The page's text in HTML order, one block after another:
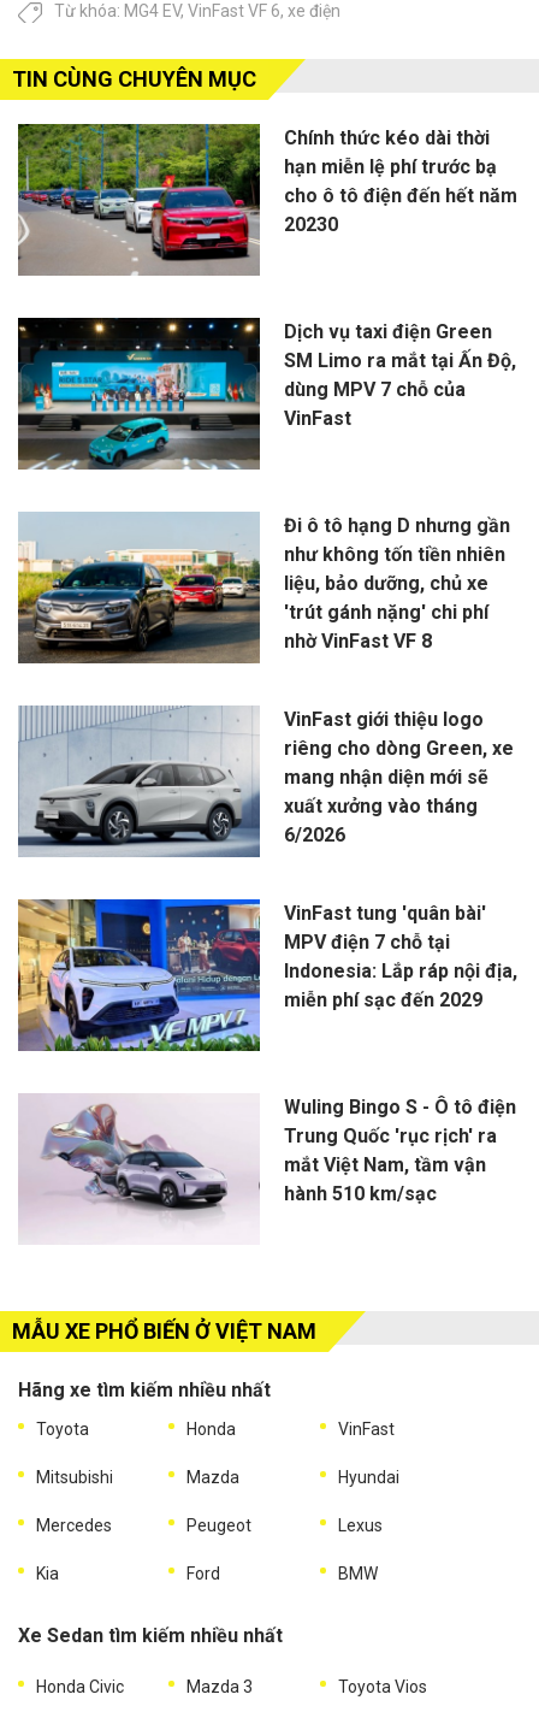
Từ khóa: MG4 EV, VinFast VF 6, xe điện
TIN CÙNG CHUYÊN MỤC
Chính thức kéo dài thời
hạn miễn lệ phí trước bạ
cho ô tô điện đến hết năm
20230
Dịch vụ taxi điện Green
SM Limo ra mắt tại Ấn Độ,
dùng MPV 7 chỗ của
VinFast
Đi ô tô hạng D nhưng gần
như không tốn tiền nhiên
liệu, bảo dưỡng, chủ xe
'trút gánh nặng' chi phí
nhờ VinFast VF 8
VinFast giới thiệu logo
riêng cho dòng Green, xe
mang nhận diện mới sẽ
xuất xưởng vào tháng
6/2026
VinFast tung 'quân bài'
MPV điện 7 chỗ tại
Indonesia: Lắp ráp nội địa,
miễn phí sạc đến 2029
Wuling Bingo S - Ô tô điện
Trung Quốc 'rục rịch' ra
mắt Việt Nam, tầm vận
hành 510 km/sạc
MẪU XE PHỔ BIẾN Ở VIỆT NAM
Hãng xe tìm kiếm nhiều nhất
Toyota Honda VinFast
Mitsubishi Mazda Hyundai
Mercedes Peugeot Lexus
Kia Ford BMW
Xe Sedan tìm kiếm nhiều nhất
Honda Civic Mazda 3 Toyota Vios